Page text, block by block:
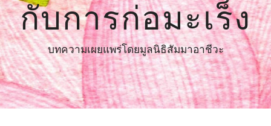
กับการก่อมะเร็ง
บทความเผยแพร่โดยมูลนิธิสัมมาอาชีวะ